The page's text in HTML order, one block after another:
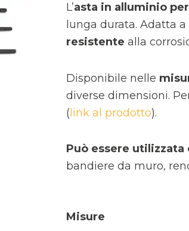
L’asta in alluminio
lunga durata. Adatta
resistente alla
Disponibile nelle
diverse dimensioni.
(link al prodotto).
Può essere utilizzata
bandiere da muro,
Misure